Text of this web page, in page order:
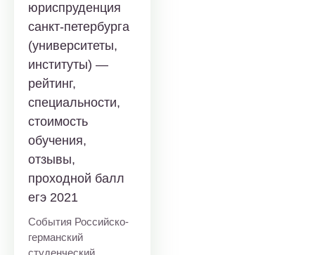
юриспруденция
санкт-петербурга
(университеты,
институты) —
рейтинг,
специальности,
стоимость
обучения,
отзывы,
проходной балл
егэ 2021
События Российско-
германский